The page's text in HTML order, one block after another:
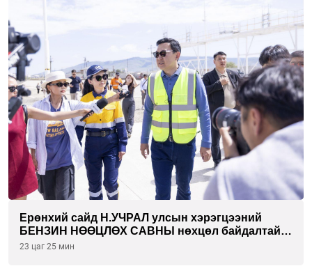
Ерөнхий сайд Н.УЧРАЛ улсын хэрэгцээний
БЕНЗИН НӨӨЦЛӨХ САВНЫ нөхцөл байдалтай
танилцлаа
23 цаг 25 мин